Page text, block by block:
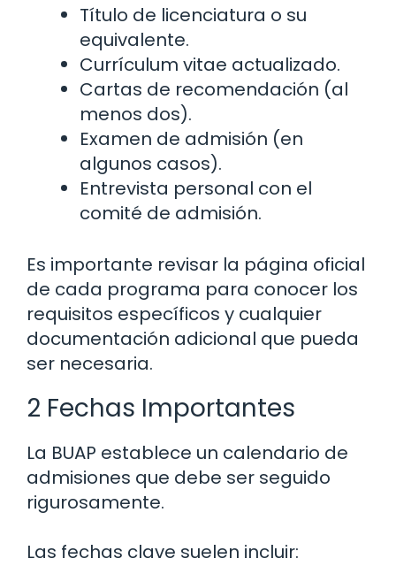
Título de licenciatura o su
equivalente.
Currículum vitae actualizado.
Cartas de recomendación (al
menos dos).
Examen de admisión (en
algunos casos).
Entrevista personal con el
comité de admisión.
Es importante revisar la página oficial
de cada programa para conocer los
requisitos específicos y cualquier
documentación adicional que pueda
ser necesaria.
2 Fechas Importantes
La BUAP establece un calendario de
admisiones que debe ser seguido
rigurosamente.
Las fechas clave suelen incluir: